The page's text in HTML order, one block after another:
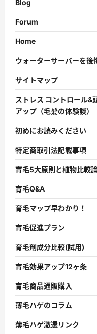
Blog
Forum
Home
ウォーターサーバーを後
サイトマップ
ストレス コントロール&
アップ（毛髪の体験談）
初めにお読みください
特定商取引法記載事項
育毛5大原則と植物比較
育毛Q&A
育毛マップ早わかり！
育毛促進プラン
育毛剤成分比較(試用)
育毛効果アップ12ヶ条
育毛商品通販購入
薄毛ハゲのコラム
薄毛ハゲ激選リンク